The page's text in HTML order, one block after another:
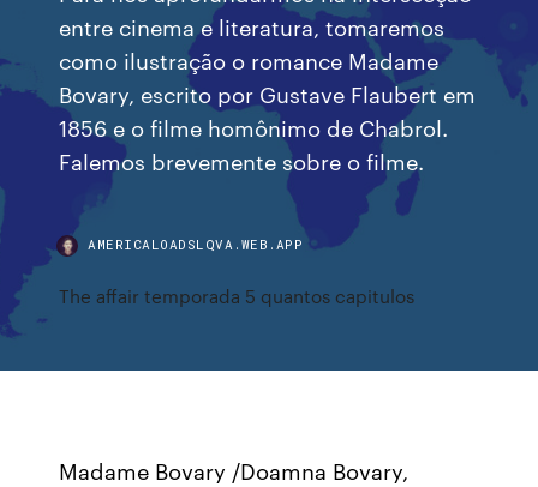
entre cinema e literatura, tomaremos
como ilustração o romance Madame
Bovary, escrito por Gustave Flaubert em
1856 e o filme homônimo de Chabrol.
Falemos brevemente sobre o filme.
AMERICALOADSLQVA.WEB.APP
The affair temporada 5 quantos capitulos
Madame Bovary /Doamna Bovary,